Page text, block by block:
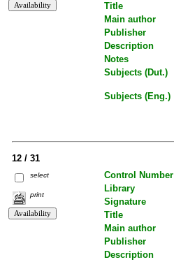
Title
Main author
Publisher
Description
Notes
Subjects (Dut.)
Subjects (Eng.)
12 / 31
select
print
Control Number
Library
Signature
Title
Main author
Publisher
Description